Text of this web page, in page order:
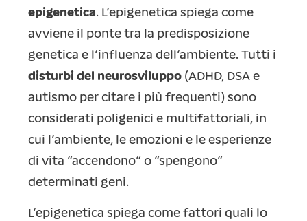
epigenetica. L’epigenetica spiega come
avviene il ponte tra la predisposizione
genetica e l’influenza dell’ambiente. Tutti i
disturbi del neurosviluppo (ADHD, DSA e
autismo per citare i più frequenti) sono
considerati poligenici e multifattoriali, in
cui l’ambiente, le emozioni e le esperienze
di vita “accendono” o “spengono”
determinati geni.
L’epigenetica spiega come fattori quali lo